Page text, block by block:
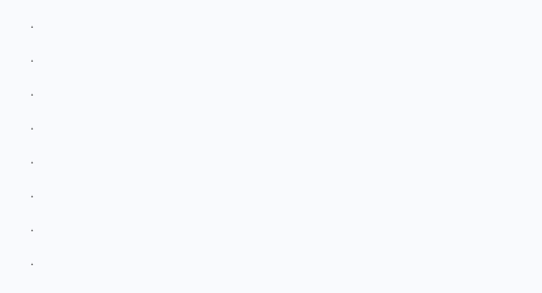
.
.
.
.
.
.
.
.